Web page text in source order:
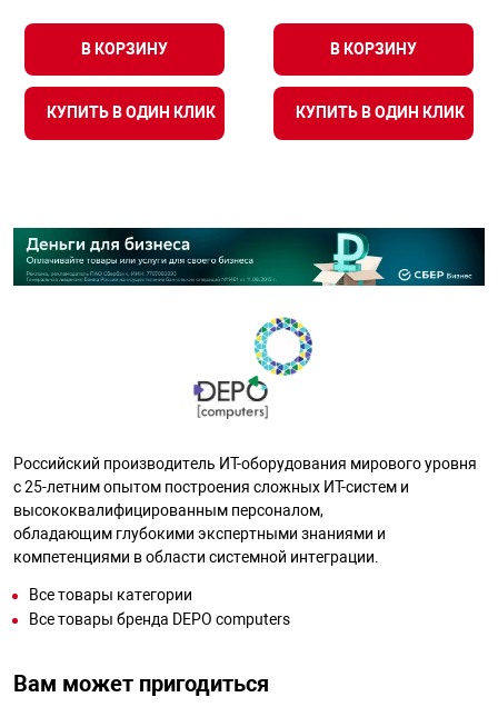
В КОРЗИНУ
КУПИТЬ В ОДИН КЛИК
В КОРЗИНУ
КУПИТЬ В ОДИН КЛИК
Российский производитель ИТ-оборудования мирового уровня
с 25-летним опытом построения сложных ИТ-систем и
высококвалифицированным персоналом,
обладающим глубокими экспертными знаниями и
компетенциями в области системной интеграции.
Все товары категории
Все товары бренда DEPO computers
Вам может пригодиться